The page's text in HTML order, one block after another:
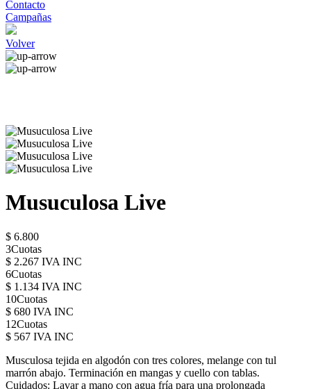
Contacto
Campañas
Volver
Musuculosa Live
$ 6.800
3Cuotas
$ 2.267 IVA INC
6Cuotas
$ 1.134 IVA INC
10Cuotas
$ 680 IVA INC
12Cuotas
$ 567 IVA INC
Musculosa tejida en algodón con tres colores, melange con tul
marrón abajo. Terminación en mangas y cuello con tablas.
Cuidados: Lavar a mano con agua fría para una prolongada